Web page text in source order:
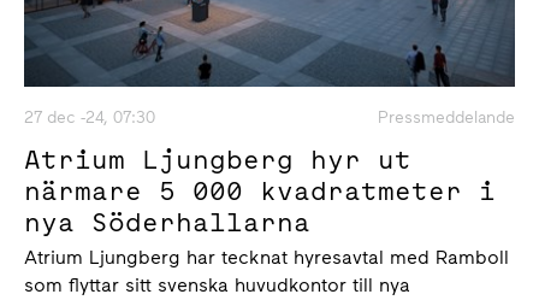
27 dec -24, 07:30 Pressmeddelande
Atrium Ljungberg hyr ut
närmare 5 000 kvadratmeter i
nya Söderhallarna
Atrium Ljungberg har tecknat hyresavtal med Ramboll
som flyttar sitt svenska huvudkontor till nya